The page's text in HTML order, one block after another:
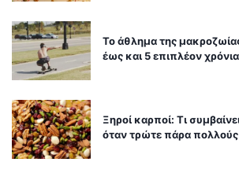
Το άθλημα της
έως και 5 επιπλέον
Ξηροί καρποί: Τι
όταν τρώτε πάρα πολλούς